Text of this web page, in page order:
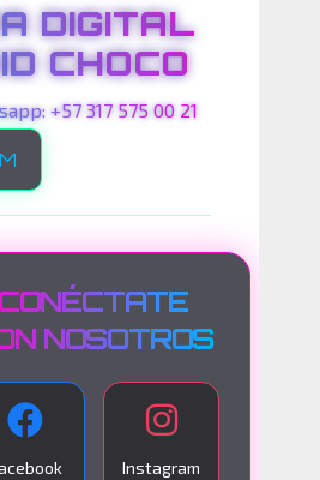
DIGITAL
CHOCO
+57 317 575 00 21
CONÉCTATE
NOSOTROS
Instagram